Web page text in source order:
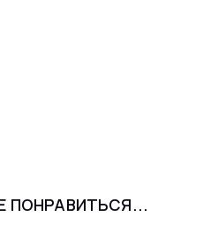
ПОНРАВИТЬСЯ...